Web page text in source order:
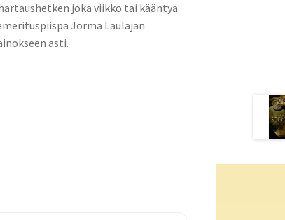
joka viikko tai kääntyä
Jorma Laulajan
asti.